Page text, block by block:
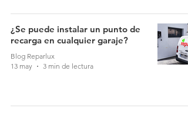
¿Se puede instalar un punto de
recarga en cualquier garaje?
Blog Reparlux
13 may
3 min de lectura